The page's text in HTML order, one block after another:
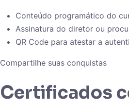
Conteúdo programático do
Assinatura do diretor ou
QR Code para atestar a
Compartilhe suas conquistas
Certificados